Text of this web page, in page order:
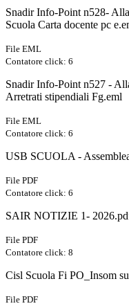
Snadir Info-Point n528-
Scuola Carta docente pc
File EML
Contatore click: 6
Snadir Info-Point n527 -
Arretrati stipendiali Fg.eml
File EML
Contatore click: 6
USB SCUOLA -
File PDF
Contatore click: 6
SAIR NOTIZIE 1-
File PDF
Contatore click: 8
Cisl Scuola Fi PO_Insom
File PDF